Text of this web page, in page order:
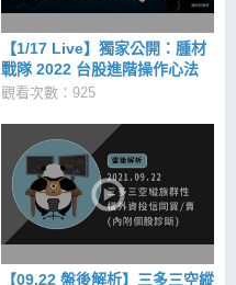
【1/17 Live】獨家公開：腫材
戰隊 2022 台股進階操作心法
觀看次數：925
【09.22 盤後解析】三多三空縱